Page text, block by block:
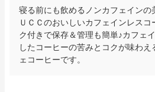
寝る前にも飲めるノンカフェイン
ＵＣＣのおいしいカフェインレス
ク付きで保存＆管理も簡単♪カフェ
したコーヒーの苦みとコクが味わ
ェコーヒーです。